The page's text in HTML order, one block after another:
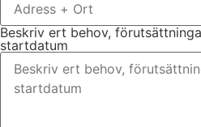
Beskriv ert behov,
startdatum